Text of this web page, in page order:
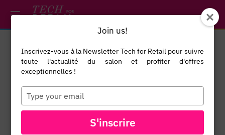
BC
Benoit
Asociate
Director
Razorfish
*/
Join us!
Inscrivez-vous à la Newsletter Tech for Retail pour suivre
toute l'actualité du salon et profiter d'offres
exceptionnelles !
Type
your
email
S'inscrire